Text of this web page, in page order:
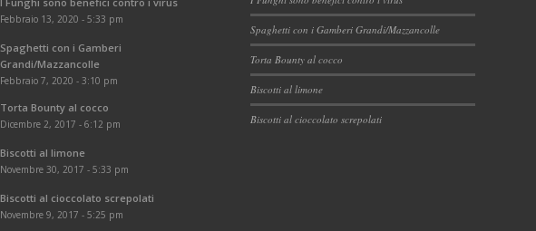
Febbraio 13, 2020 - 5:33 pm
Spaghetti con i Gamberi
Grandi/Mazzancolle
Febbraio 7, 2020 - 3:10 pm
Torta Bounty al cocco
Dicembre 2, 2017 - 6:12 pm
Biscotti al limone
Novembre 30, 2017 - 5:33 pm
Biscotti al cioccolato screpolati
Novembre 9, 2017 - 5:25 pm
Spaghetti con i Gamberi Grandi/Mazzancolle
Torta Bounty al cocco
Biscotti al limone
Biscotti al cioccolato screpolati